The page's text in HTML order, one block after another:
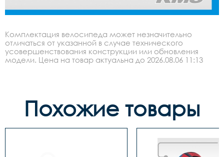
Комплектация велосипеда может незначительно
отличаться от указанной в случае технического
усовершенствования конструкции или обновления
модели. Цена на товар актуальна до 2026.08.06 11:13
Похожие товары